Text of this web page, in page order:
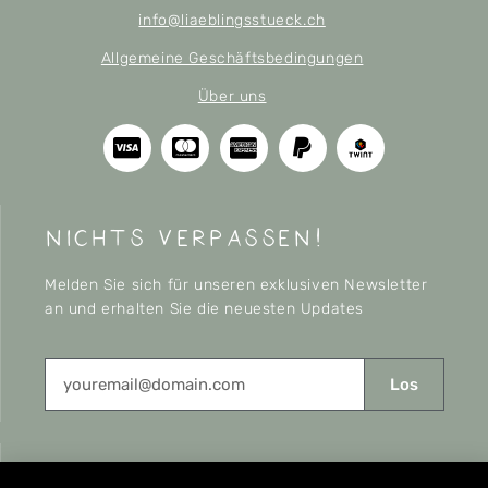
info@liaeblingsstueck.ch
Allgemeine Geschäftsbedingungen
Über uns
nichts verpassen!
Melden Sie sich für unseren exklusiven Newsletter
an und erhalten Sie die neuesten Updates
Los
CONNECT